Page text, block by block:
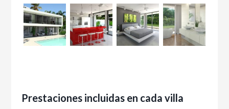
Prestaciones incluidas en cada villa